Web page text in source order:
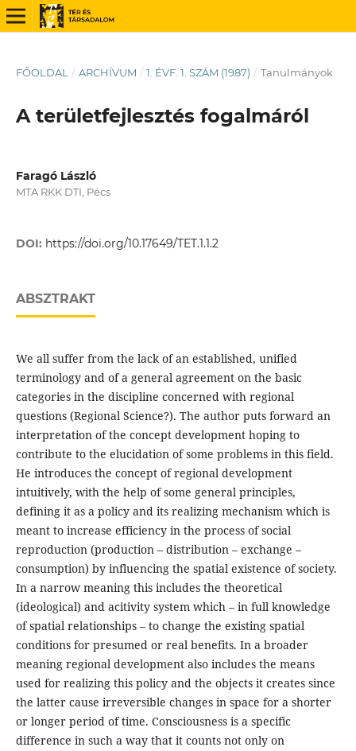
FŐOLDAL / ARCHÍVUM / 1. ÉVF. 1. SZÁM (1987) / Tanulmányok
A területfejlesztés fogalmáról
Faragó László
MTA RKK DTI, Pécs
DOI: https://doi.org/10.17649/TET.1.1.2
ABSZTRAKT
We all suffer from the lack of an established, unified
terminology and of a general agreement on the basic
categories in the discipline concerned with regional
questions (Regional Science?). The author puts forward an
interpretation of the concept development hoping to
contribute to the elucidation of some problems in this field.
He introduces the concept of regional development
intuitively, with the help of some general principles,
defining it as a policy and its realizing mechanism which is
meant to increase efficiency in the process of social
reproduction (production – distribution – exchange –
consumption) by influencing the spatial existence of society.
In a narrow meaning this includes the theoretical
(ideological) and acitivity system which – in full knowledge
of spatial relationships – to change the existing spatial
conditions for presumed or real benefits. In a broader
meaning regional development also includes the means
used for realizing this policy and the objects it creates since
the latter cause irreversible changes in space for a shorter
or longer period of time. Consciousness is a specific
difference in such a way that it counts not only on